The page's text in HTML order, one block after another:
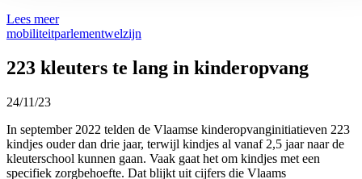
Lees meer
mobiliteitparlementwelzijn
223 kleuters te lang in kinderopvang
24/11/23
In september 2022 telden de Vlaamse kinderopvanginitiatieven 223
kindjes ouder dan drie jaar, terwijl kindjes al vanaf 2,5 jaar naar de
kleuterschool kunnen gaan. Vaak gaat het om kindjes met een
specifiek zorgbehoefte. Dat blijkt uit cijfers die Vlaams